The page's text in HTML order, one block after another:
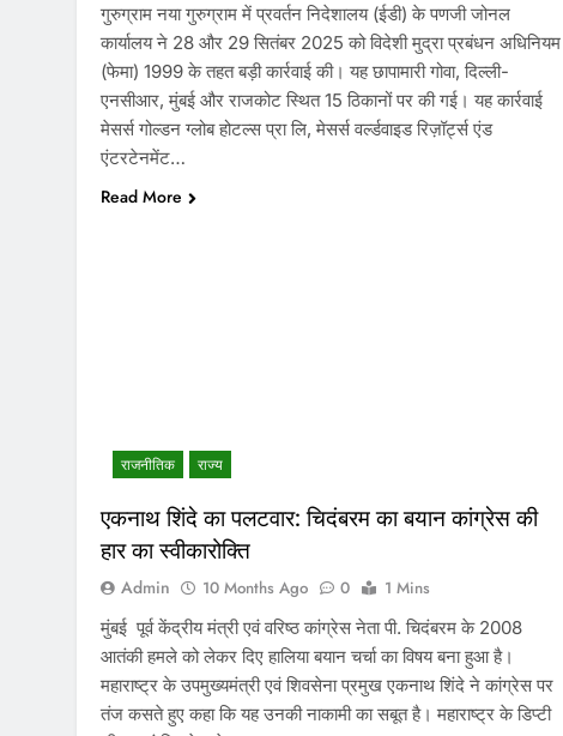
गुरुग्राम नया गुरुग्राम में प्रवर्तन निदेशालय (ईडी) के पणजी जोनल
कार्यालय ने 28 और 29 सितंबर 2025 को विदेशी मुद्रा प्रबंधन अधिनियम
(फेमा) 1999 के तहत बड़ी कार्रवाई की। यह छापामारी गोवा, दिल्ली-
एनसीआर, मुंबई और राजकोट स्थित 15 ठिकानों पर की गई। यह कार्रवाई
मेसर्स गोल्डन ग्लोब होटल्स प्रा लि, मेसर्स वर्ल्डवाइड रिज़ॉर्ट्स एंड
एंटरटेनमेंट…
Read More
राजनीतिक राज्य
एकनाथ शिंदे का पलटवार: चिदंबरम का बयान कांग्रेस की
हार का स्वीकारोक्ति
Admin 10 Months Ago 0
1 Mins
मुंबई पूर्व केंद्रीय मंत्री एवं वरिष्ठ कांग्रेस नेता पी. चिदंबरम के 2008
आतंकी हमले को लेकर दिए हालिया बयान चर्चा का विषय बना हुआ है।
महाराष्ट्र के उपमुख्यमंत्री एवं शिवसेना प्रमुख एकनाथ शिंदे ने कांग्रेस पर
तंज कसते हुए कहा कि यह उनकी नाकामी का सबूत है। महाराष्ट्र के डिप्टी